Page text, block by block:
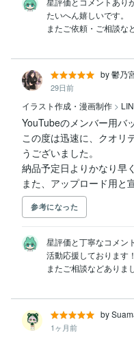
たいへん嬉しいです。
by 鬱乃
29日前
イラスト作成・漫画制作 >
YouTubeのメンバー用バ
この度は迅速に、クオリ
うございました。
納品予定日よりかなり早
また、アップロード用と
参考になった
星評価と丁寧なコメン
活動応援しております！
by
1ヶ月前